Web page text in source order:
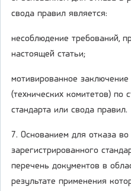
свода правил является:
несоблюдение требований,
настоящей статьи;
мотивированное заключение
(технических комитетов) по
стандарта или свода правил.
7. Основанием для отказа
зарегистрированного
перечень документов в
результате применения